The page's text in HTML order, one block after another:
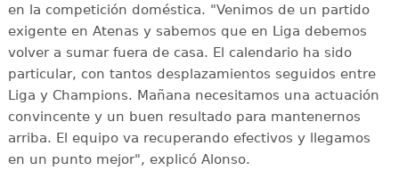
en la competición doméstica. "Venimos de un partido
exigente en Atenas y sabemos que en Liga debemos
volver a sumar fuera de casa. El calendario ha sido
particular, con tantos desplazamientos seguidos entre
Liga y Champions. Mañana necesitamos una actuación
convincente y un buen resultado para mantenernos
arriba. El equipo va recuperando efectivos y llegamos
en un punto mejor", explicó Alonso.